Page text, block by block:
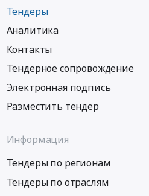
Тендеры
Аналитика
Контакты
Тендерное сопровождение
Электронная подпись
Разместить тендер
Информация
Тендеры по регионам
Тендеры по отраслям